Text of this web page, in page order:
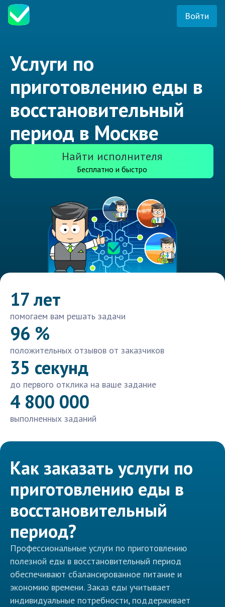
Войти
Услуги по
приготовлению еды в
восстановительный
период в Москве
Найти исполнителя
Бесплатно и быстро
17 лет
помогаем вам решать задачи
96 %
положительных отзывов от заказчиков
35 секунд
до первого отклика на ваше задание
4 800 000
выполненных заданий
Как заказать услуги по
приготовлению еды в
восстановительный
период?
Профессиональные услуги по приготовлению
полезной еды в восстановительный период
обеспечивают сбалансированное питание и
экономию времени. Заказ еды учитывает
индивидуальные потребности, поддерживает